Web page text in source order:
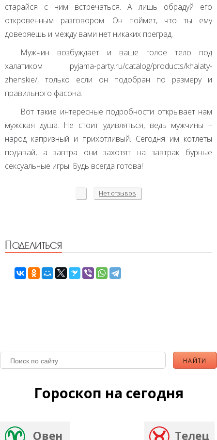
старайся с ним встречаться. А лишь обрадуй его
откровенным разговором. Он поймет, что ты ему
доверяешь и между вами нет никаких преград.
Мужчин возбуждает и ваше голое тело под
халатиком pyjama-party.ru/catalog/products/khalaty-
zhenskie/, только если он подобран по размеру и
правильного фасона.
Вот такие интересные подробности открывает нам
мужская душа. Не стоит удивляться, ведь мужчины –
народ капризный и прихотливый. Сегодня им котлеты
подавай, а завтра они захотят на завтрак бурные
сексуальные игры. Будь всегда готова!
Нет отзывов
Поделиться
Гороскоп на сегодня
Овен Телец